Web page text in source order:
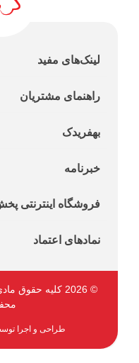
لینک‌های مفید
راهنمای مشتریان
بهفریدک
خبرنامه
فروشگاه اینترنتی
نمادهای اعتماد
طراحی و اجرا
© 2026 کلیه